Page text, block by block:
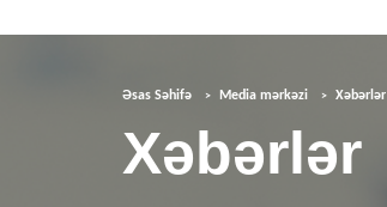
Əsas Səhifə Media mərkəzi Xəbərlər
Xəbərlər